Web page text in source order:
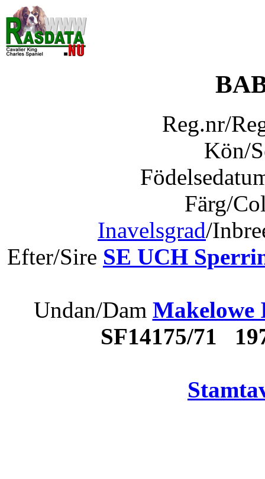
Reg.nr/
Kön/
Färg/
Inavelsgrad/
Efter/Sire SE UCH
Undan/Dam Makelowe
SF14175/71